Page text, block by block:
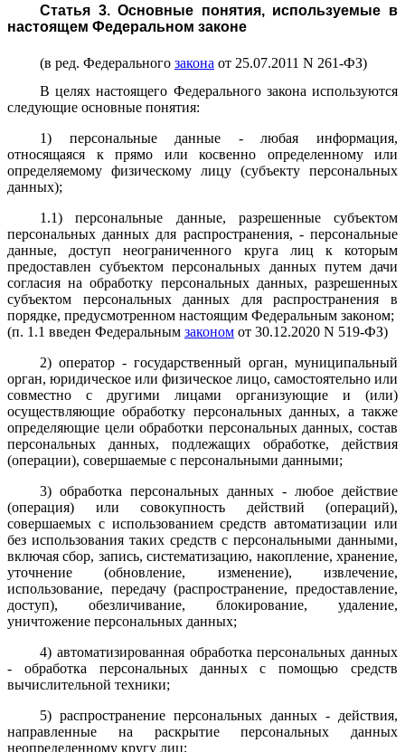
Статья 3. Основные понятия, используемые в
настоящем Федеральном законе
(в ред. Федерального закона от 25.07.2011 N 261-ФЗ)
В целях настоящего Федерального закона используются
следующие основные понятия:
1) персональные данные - любая информация,
относящаяся к прямо или косвенно определенному или
определяемому физическому лицу (субъекту персональных
данных);
1.1) персональные данные, разрешенные субъектом
персональных данных для распространения, - персональные
данные, доступ неограниченного круга лиц к которым
предоставлен субъектом персональных данных путем дачи
согласия на обработку персональных данных, разрешенных
субъектом персональных данных для распространения в
порядке, предусмотренном настоящим Федеральным законом;
(п. 1.1 введен Федеральным законом от 30.12.2020 N 519-ФЗ)
2) оператор - государственный орган, муниципальный
орган, юридическое или физическое лицо, самостоятельно или
совместно с другими лицами организующие и (или)
осуществляющие обработку персональных данных, а также
определяющие цели обработки персональных данных, состав
персональных данных, подлежащих обработке, действия
(операции), совершаемые с персональными данными;
3) обработка персональных данных - любое действие
(операция) или совокупность действий (операций),
совершаемых с использованием средств автоматизации или
без использования таких средств с персональными данными,
включая сбор, запись, систематизацию, накопление, хранение,
уточнение (обновление, изменение), извлечение,
использование, передачу (распространение, предоставление,
доступ), обезличивание, блокирование, удаление,
уничтожение персональных данных;
4) автоматизированная обработка персональных данных
- обработка персональных данных с помощью средств
вычислительной техники;
5) распространение персональных данных - действия,
направленные на раскрытие персональных данных
неопределенному кругу лиц;